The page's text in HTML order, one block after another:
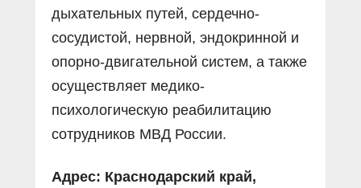
дыхательных путей, сердечно-
сосудистой, нервной, эндокринной и
опорно-двигательной систем, а также
осуществляет медико-
психологическую реабилитацию
сотрудников МВД России.
Адрес: Краснодарский край,